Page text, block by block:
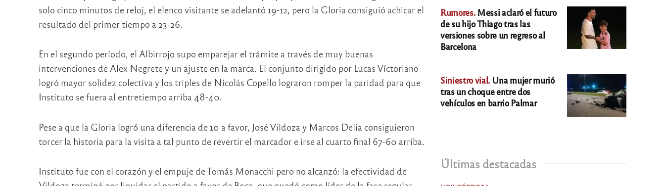
solo cinco minutos de reloj, el elenco visitante se adelantó 19-12, pero la Gloria consiguió achicar el
resultado del primer tiempo a 23-26.
En el segundo período, el Albirrojo supo emparejar el trámite a través de muy buenas
intervenciones de Alex Negrete y un ajuste en la marca. El conjunto dirigido por Lucas Víctoriano
logró mayor solidez colectiva y los triples de Nicolás Copello lograron romper la paridad para que
Instituto se fuera al entretiempo arriba 48-40.
Pese a que la Gloria logró una diferencia de 10 a favor, José Vildoza y Marcos Delia consiguieron
torcer la historia para la visita a tal punto de revertir el marcador e irse al cuarto final 67-60 arriba.
Instituto fue con el corazón y el empuje de Tomás Monacchi pero no alcanzó: la efectividad de
Rumores.Messi aclaró el futuro
de su hijo Thiago tras las
versiones sobre un regreso al
Barcelona
Siniestro vial. Una mujer murió
tras un choque entre dos
vehículos en barrio Palmar
Últimas destacadas